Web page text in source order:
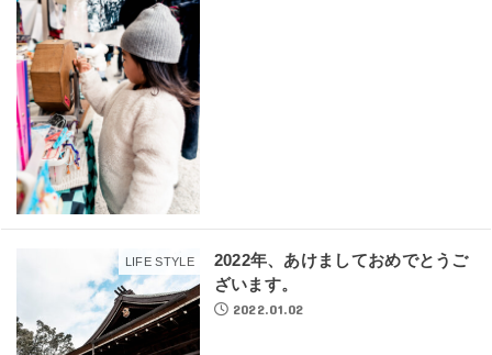
LIFE STYLE
2022年、あけましておめでとうご
ざいます。
2022.01.02